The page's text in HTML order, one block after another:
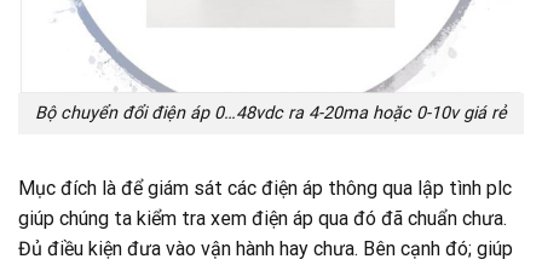
Bộ chuyển đổi điện áp 0…48vdc ra 4-20ma hoặc 0-10v giá rẻ
Mục đích là để giám sát các điện áp thông qua lập tình plc
giúp chúng ta kiểm tra xem điện áp qua đó đã chuẩn chưa.
Đủ điều kiện đưa vào vận hành hay chưa. Bên cạnh đó; giúp